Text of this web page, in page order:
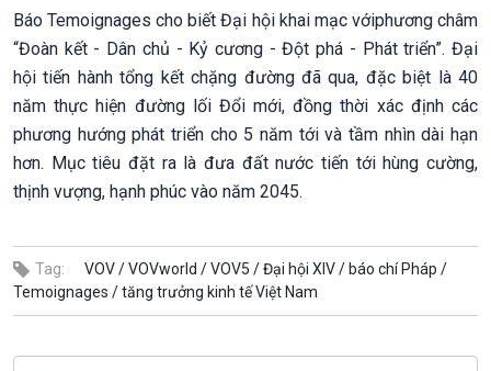
Báo Temoignages cho biết Đại hội khai mạc vớiphương châm
“Đoàn kết - Dân chủ - Kỷ cương - Đột phá - Phát triển”. Đại
hội tiến hành tổng kết chặng đường đã qua, đặc biệt là 40
năm thực hiện đường lối Đổi mới, đồng thời xác định các
phương hướng phát triển cho 5 năm tới và tầm nhìn dài hạn
hơn. Mục tiêu đặt ra là đưa đất nước tiến tới hùng cường,
thịnh vượng, hạnh phúc vào năm 2045.
Tag: VOV /VOVworld /VOV5 /Đại hội XIV / báo chí Pháp /
Temoignages /tăng trưởng kinh tế Việt Nam